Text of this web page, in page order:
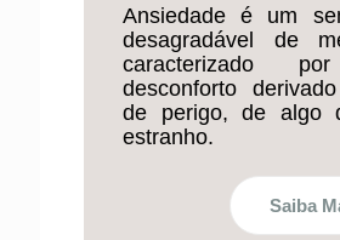
Ansiedade é um
desagradável de
caracterizado
desconforto
de perigo, de algo
estranho.
Saiba